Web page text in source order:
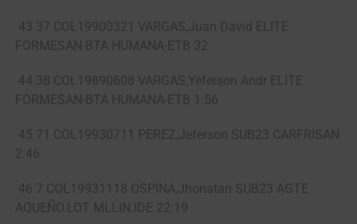
43 37 COL19900321 VARGAS,Juan David ELITE
FORMESAN-BTA HUMANA-ETB 32
44 38 COL19890608 VARGAS,Yeferson Andr ELITE
FORMESAN-BTA HUMANA-ETB 1:56
45 71 COL19930711 PEREZ,Jeferson SUB23 CARFRISAN
2:46
46 7 COL19931118 OSPINA,Jhonatan SUB23 AGTE
AQUEÑO.LOT MLLIN.IDE 22:19